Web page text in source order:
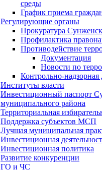
среды
График приема
Регулирующие органы
Прокуратура
Профилактика
Противодействие
Документация
Новости по
Контрольно-надзорная
Институты власти
Инвестиционный паспорт
муниципального района
Территориальная
Поддержка субъектов МСП
Лучшая муниципальная
Инвестиционная
Инвестиционная политика
Развитие конкуренции
ГО и ЧС